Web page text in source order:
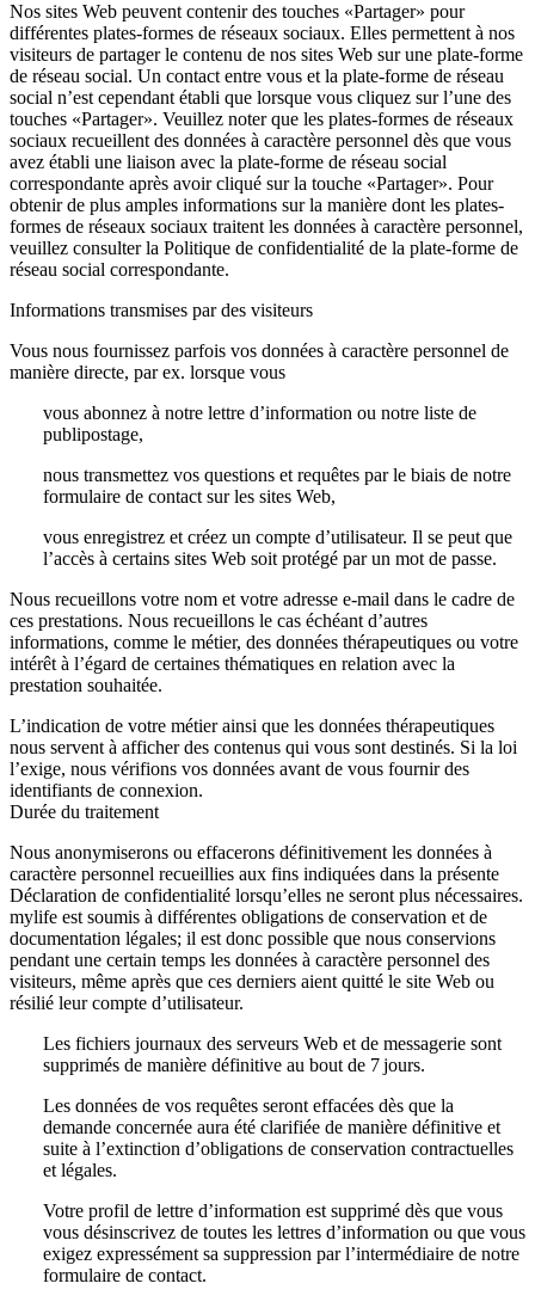
Nos sites Web peuvent contenir des touches «Partager» pour
différentes plates-formes de réseaux sociaux. Elles permettent à nos
visiteurs de partager le contenu de nos sites Web sur une plate-forme
de réseau social. Un contact entre vous et la plate-forme de réseau
social n’est cependant établi que lorsque vous cliquez sur l’une des
touches «Partager». Veuillez noter que les plates-formes de réseaux
sociaux recueillent des données à caractère personnel dès que vous
avez établi une liaison avec la plate-forme de réseau social
correspondante après avoir cliqué sur la touche «Partager». Pour
obtenir de plus amples informations sur la manière dont les plates-
formes de réseaux sociaux traitent les données à caractère personnel,
veuillez consulter la Politique de confidentialité de la plate-forme de
réseau social correspondante.
Informations transmises par des visiteurs
Vous nous fournissez parfois vos données à caractère personnel de
manière directe, par ex. lorsque vous
vous abonnez à notre lettre d’information ou notre liste de
publipostage,
nous transmettez vos questions et requêtes par le biais de notre
formulaire de contact sur les sites Web,
vous enregistrez et créez un compte d’utilisateur. Il se peut que
l’accès à certains sites Web soit protégé par un mot de passe.
Nous recueillons votre nom et votre adresse e-mail dans le cadre de
ces prestations. Nous recueillons le cas échéant d’autres
informations, comme le métier, des données thérapeutiques ou votre
intérêt à l’égard de certaines thématiques en relation avec la
prestation souhaitée.
L’indication de votre métier ainsi que les données thérapeutiques
nous servent à afficher des contenus qui vous sont destinés. Si la loi
l’exige, nous vérifions vos données avant de vous fournir des
identifiants de connexion.
Durée du traitement
Nous anonymiserons ou effacerons définitivement les données à
caractère personnel recueillies aux fins indiquées dans la présente
Déclaration de confidentialité lorsqu’elles ne seront plus nécessaires.
mylife est soumis à différentes obligations de conservation et de
documentation légales; il est donc possible que nous conservions
pendant une certain temps les données à caractère personnel des
visiteurs, même après que ces derniers aient quitté le site Web ou
résilié leur compte d’utilisateur.
Les fichiers journaux des serveurs Web et de messagerie sont
supprimés de manière définitive au bout de 7 jours.
Les données de vos requêtes seront effacées dès que la
demande concernée aura été clarifiée de manière définitive et
suite à l’extinction d’obligations de conservation contractuelles
et légales.
Votre profil de lettre d’information est supprimé dès que vous
vous désinscrivez de toutes les lettres d’information ou que vous
exigez expressément sa suppression par l’intermédiaire de notre
formulaire de contact.